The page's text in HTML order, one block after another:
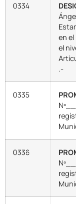
0334
en
el
.-
0335
0336